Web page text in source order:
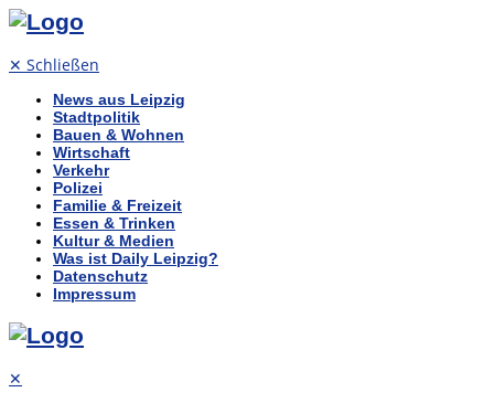
✕ Schließen
News aus Leipzig
Stadtpolitik
Bauen & Wohnen
Wirtschaft
Verkehr
Polizei
Familie & Freizeit
Essen & Trinken
Kultur & Medien
Was ist Daily Leipzig?
Datenschutz
Impressum
✕